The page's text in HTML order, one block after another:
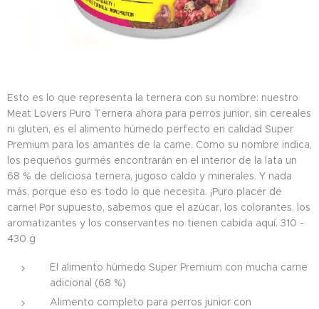
Esto es lo que representa la ternera con su nombre: nuestro
Meat Lovers Puro Ternera ahora para perros junior, sin cereales
ni gluten, es el alimento húmedo perfecto en calidad Super
Premium para los amantes de la carne. Como su nombre indica,
los pequeños gurmés encontrarán en el interior de la lata un
68 % de deliciosa ternera, jugoso caldo y minerales. Y nada
más, porque eso es todo lo que necesita. ¡Puro placer de
carne! Por supuesto, sabemos que el azúcar, los colorantes, los
aromatizantes y los conservantes no tienen cabida aquí. 310 -
430 g
El alimento húmedo Super Premium con mucha carne
adicional (68 %)
Alimento completo para perros junior con